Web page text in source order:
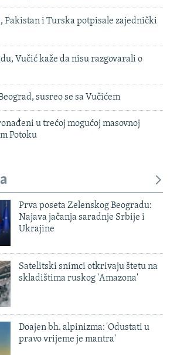
Pakistan i Turska potpisale zajednički
Vučić kaže da nisu razgovarali o
susreo se sa Vučićem
u trećoj mogućoj masovnoj
Potoku
Prva poseta Zelenskog Beogradu:
Najava jačanja saradnje Srbije i
Ukrajine
Satelitski snimci otkrivaju štetu na
skladištima ruskog 'Amazona'
Doajen bh. alpinizma: 'Odustati u
pravo vrijeme je mantra'